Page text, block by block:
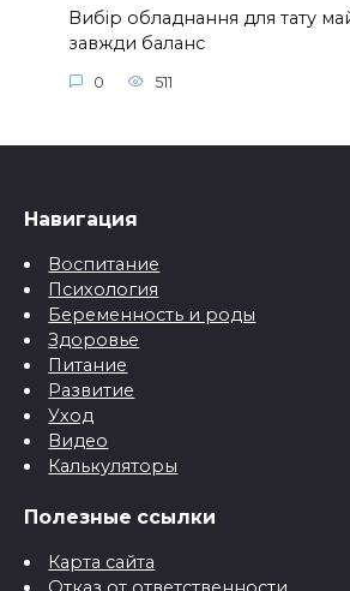
Вибір обладнання для тату
завжди баланс
0 511
Навигация
Воспитание
Психология
Беременность и роды
Здоровье
Питание
Развитие
Уход
Видео
Калькуляторы
Полезные ссылки
Карта сайта